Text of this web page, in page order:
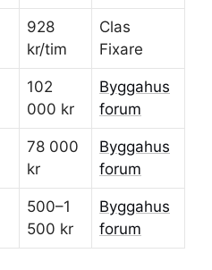
928
kr/tim
Clas
Fixare
102
000 kr
Byggahus
forum
78 000
kr
Byggahus
forum
500–1
500 kr
Byggahus
forum